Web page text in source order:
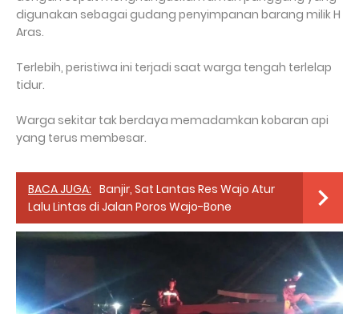
digunakan sebagai gudang penyimpanan barang milik H
Aras.
Terlebih, peristiwa ini terjadi saat warga tengah terlelap
tidur.
Warga sekitar tak berdaya memadamkan kobaran api
yang terus membesar.
BACA JUGA: Banjir, Sat Lantas Res Wajo Atur
Lalu Lintas di Jalan Poros Wajo-Bone